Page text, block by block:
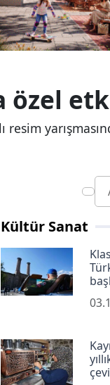
özel
resim
Kültür Sanat